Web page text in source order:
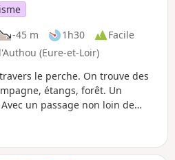
-45 m 1h30
Facile
(Eure-et-Loir)
le perche. On trouve des
étangs, forêt. Un
un passage non loin de
et militaire.